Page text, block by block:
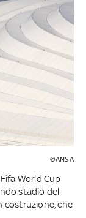
©ANSA
World Cup
stadio del
costruzione, che